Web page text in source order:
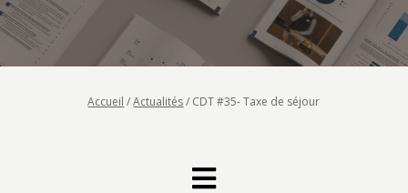
Accueil /Actualités/ CDT #35- Taxe de séjour
